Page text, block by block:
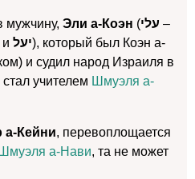
мужчину, Эли а-Коэн (עלי –
יעל), который был Коэн а-
и судил народ Израиля в
учителем Шмуэля а-
а-Кейни, перевоплощается
Шмуэля а-Нави, та не может